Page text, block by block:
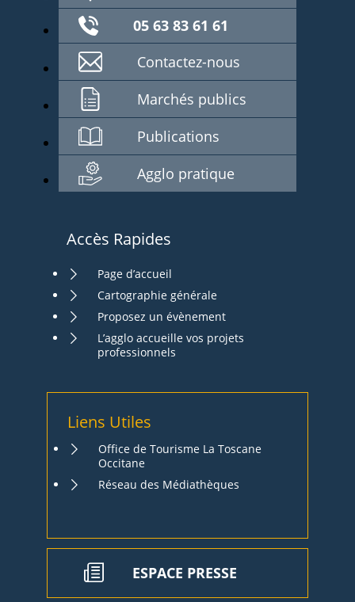
05 63 83 61 61
Contactez-nous
Marchés publics
Publications
Agglo pratique
Accès Rapides
Page d’accueil
Cartographie générale
Proposez un évènement
L’agglo accueille vos projets
professionnels
Liens Utiles
Office de Tourisme La Toscane
Occitane
Réseau des Médiathèques
ESPACE PRESSE